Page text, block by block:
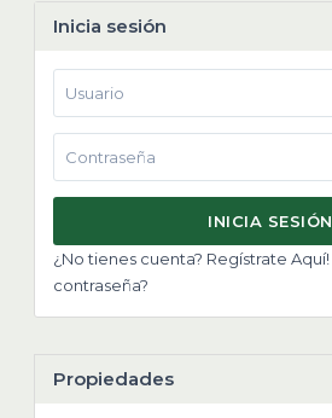
Inicia sesión
INICIA SESIÓN
¿No tienes cuenta? Regístrate Aquí!
contraseña?
Propiedades